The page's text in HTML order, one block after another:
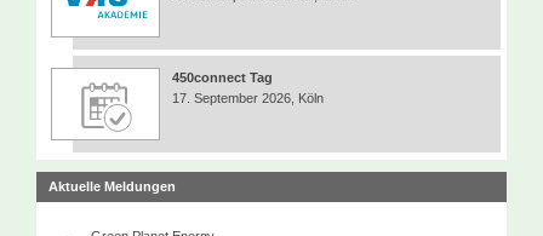
450connect Tag
17. September 2026, Köln
Aktuelle Meldungen